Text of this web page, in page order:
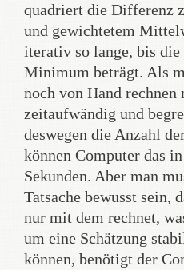
quadriert die Differenz
und gewichtetem
iterativ so lange, bis
Minimum beträgt. Als
noch von Hand rechnen
zeitaufwändig und
deswegen die Anzahl
können Computer das
Sekunden. Aber man
Tatsache bewusst sein,
nur mit dem rechnet,
um eine Schätzung
können, benötigt der